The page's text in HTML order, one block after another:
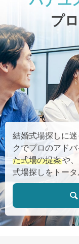
プ
結婚式場探しに
クでプロのアド
た式場の提案や、
式場探しをトータ